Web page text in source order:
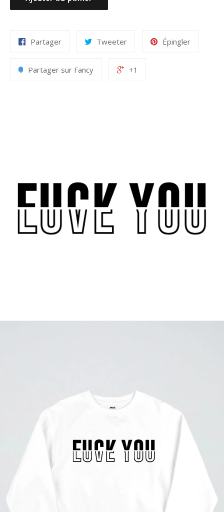
Partager Tweeter Épingler
Partager sur Fancy +1